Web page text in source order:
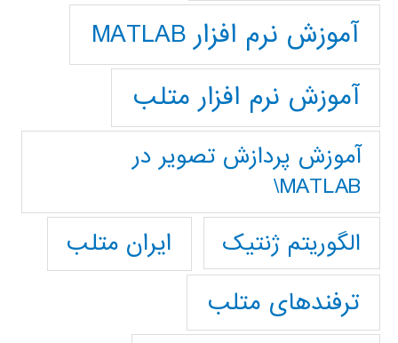
آموزش نرم افزار MATLAB
آموزش نرم افزار متلب
آموزش پردازش تصوير در
MATLAB\
الگوریتم ژنتیک
ایران متلب
ترفندهای متلب